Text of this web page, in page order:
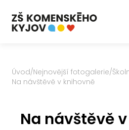
Úvod/Nejnovější fotogalerie/
Na návštěvě v knihovně
Na návštěvě